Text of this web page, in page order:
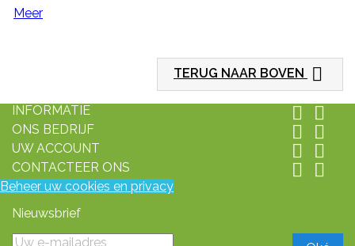
Meer
TERUG NAAR BOVEN 
INFORMATIE  
ONS BEDRIJF  
UW ACCOUNT  
CONTACTEER ONS  
Beheer uw cookies en privacy
Nieuwsbrief